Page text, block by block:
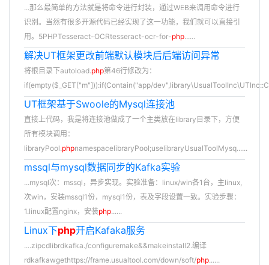
...那么最简单的方法就是将命令进行封装，通过WEB来调用命令进行
识别。当然有很多开源代码已经实现了这一功能，我们就可以直接引
用。5PHPTesseract-OCRtesseract-ocr-for-php......
解决UT框架更改前端默认模块后后端访问异常
将根目录下autoload.php第46行修改为：
if(empty($_GET["m"])):if(Contain("app/
UT框架基于Swoole的Mysql连接池
直接上代码，我是将连接池做成了一个主类放在library目录下，方便
所有模块调用：
libraryPool.phpnamespacelibraryPool;uselibraryUsualToolMysq......
mssql与mysql数据同步的Kafka实验
...mysql次：mssql，异步实现。实验准备：linux/win各1台，主linux,
次win，安装mssql1份，mysql1份，表及字段设置一致。实验步骤：
1.linux配置nginx，安装php......
Linux下php开启Kafaka服务
....zipcdlibrdkafka./configuremake&&makeinstall2.编译
rdkafkawgethttps://frame.usualtool.com/down/soft/php......